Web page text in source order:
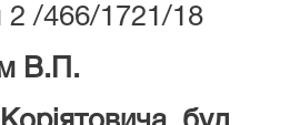
2 /466/1721/18
В.П.